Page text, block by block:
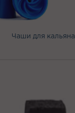
Чаши для кальяна